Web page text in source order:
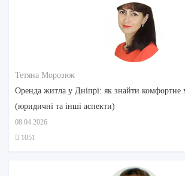
Тетяна Морозюк
Оренда житла у Дніпрі: як знайти комфортне
(юридичні та інші аспекти)
08.04.2026
1051